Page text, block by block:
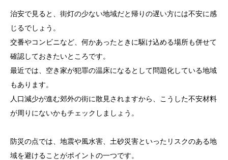
治安で見ると、街灯の少ない地域だと帰りの遅い方には不安に感
じるでしょう。
交番やコンビニなど、何かあったときに駆け込める場所も併せて
確認しておきたいところです。
最近では、空き家が犯罪の温床になるとして問題化している地域
もあります。
人口減少が進む郊外の街に散見されますから、こうした不安材料
が周りにないかもチェックしましょう。
防災の点では、地震や風水害、土砂災害といったリスクのある地
域を避けることがポイントの一つです。